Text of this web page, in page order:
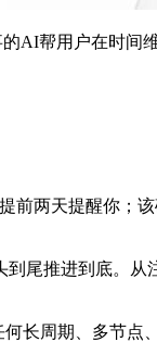
AI帮用户在时间
前两天提醒你；
尾推进到底。从
长周期、多节点